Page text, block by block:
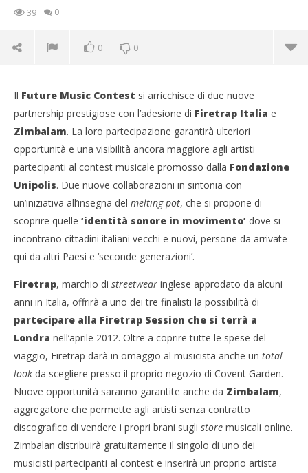
39 0
0 0
NOW VIEWING
Future Music Contest, identità sonore in
movimento
25/10/2011
Il Future Music Contest si arricchisce di due nuove
partnership prestigiose con l’adesione di Firetrap Italia e
Zimbalam. La loro partecipazione garantirà ulteriori
opportunità e una visibilità ancora maggiore agli artisti
partecipanti al contest musicale promosso dalla Fondazione
Unipolis. Due nuove collaborazioni in sintonia con
un’iniziativa all’insegna del melting pot, che si propone di
scoprire quelle ‘identità sonore in movimento’ dove si
incontrano cittadini italiani vecchi e nuovi, persone da arrivate
qui da altri Paesi e ‘seconde generazioni’.
Firetrap, marchio di streetwear inglese approdato da alcuni
anni in Italia, offrirà a uno dei tre finalisti la possibilità di
partecipare alla Firetrap Session che si terrà a
Londra nell’aprile 2012. Oltre a coprire tutte le spese del
viaggio, Firetrap darà in omaggio al musicista anche un total
look da scegliere presso il proprio negozio di Covent Garden.
Nuove opportunità saranno garantite anche da Zimbalam,
aggregatore che permette agli artisti senza contratto
discografico di vendere i propri brani sugli store musicali online.
Zimbalan distribuirà gratuitamente il singolo di uno dei
musicisti partecipanti al contest e inserirà un proprio artista